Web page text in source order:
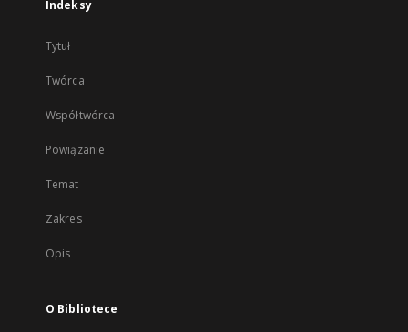
Indeksy
Tytuł
Twórca
Współtwórca
Powiązanie
Temat
Zakres
Opis
O Bibliotece